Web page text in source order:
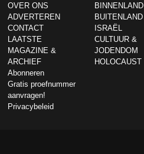
OVER ONS
ADVERTEREN
CONTACT
LAATSTE
MAGAZINE &
ARCHIEF
Abonneren
Gratis proefnummer
aanvragen!
Privacybeleid
BINNENLAND
BUITENLAND
ISRAËL
CULTUUR &
JODENDOM
HOLOCAUST